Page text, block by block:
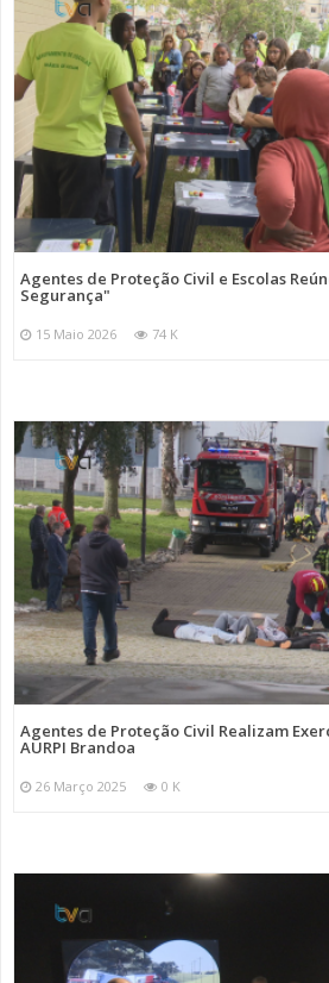
Agentes de Proteção Civil e Escolas
Segurança"
15 Maio 2026 74 K
Agentes de Proteção Civil Realizam
AURPI Brandoa
26 Março 2025 0 K